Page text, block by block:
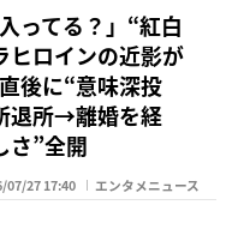
ってる？」“紅白
ヒロインの近影が
後に“意味深投
退所→離婚を経
さ”全開
07/27 17:40 エンタメニュース